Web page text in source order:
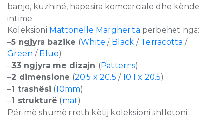
banjo, kuzhinë, hapësira komcerciale dhe kënde
intime.
Koleksioni Mattonelle Margherita përbëhet nga:
–5 ngjyra bazike (White / Black / Terracotta /
Green / Blue)
–33 ngjyra me dizajn (Patterns)
–2 dimensione (20.5 x 20.5 /10.1 x 20.5)
–1 trashësi (10mm)
–1 strukturë (mat)
Për më shumë rreth këtij koleksioni shfletoni